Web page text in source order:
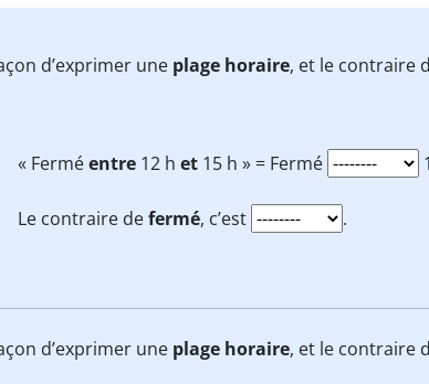
d’exprimer une plage horaire, et le contraire
« Ferméentre 12 h et 15 h » = Fermé
Le contraire defermé, c’est .
d’exprimer une plage horaire, et le contraire